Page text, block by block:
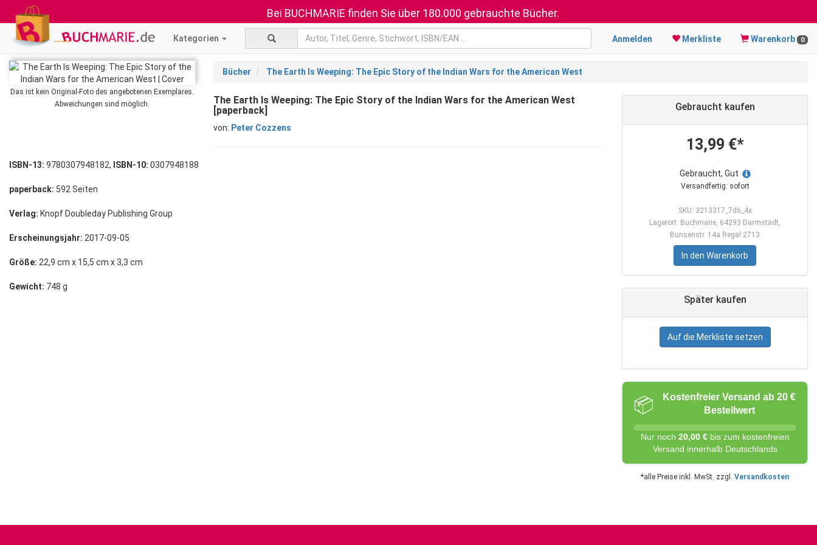
Bei BUCHMARIE finden Sie über 180.000 gebrauchte Bücher.
Kategorien Anmelden Merkliste Warenkorb 0
Das ist kein Original-Foto des angebotenen Exemplares.
Abweichungen sind möglich.
Bücher The Earth Is Weeping: The Epic Story of the Indian Wars for the American West
The Earth Is Weeping: The Epic Story of the Indian Wars for the American West
[paperback]
von: Peter Cozzens
Gebraucht kaufen
13,99 €*
Gebraucht, Gut
Versandfertig: sofort
SKU: 3213317_7d6_4x
Lagerort: Buchmarie, 64293 Darmstadt,
Bunsenstr. 14a Regal 2713
In den Warenkorb
Später kaufen
Auf die Merkliste setzen
📦
Kostenfreier Versand ab 20 €
Bestellwert
Nur noch 20,00 €bis zum kostenfreien
Versand innerhalb Deutschlands
*alle Preise inkl. MwSt. zzgl. Versandkosten
ISBN-13: 9780307948182, ISBN-10: 0307948188
paperback: 592 Seiten
Verlag: Knopf Doubleday Publishing Group
Erscheinungsjahr: 2017-09-05
Größe: 22,9 cm x 15,5 cm x 3,3 cm
Gewicht: 748 g